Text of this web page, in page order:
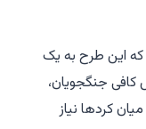
که این طرح به یک
برای آموزش کافی جنگجویان،
کردها نیاز